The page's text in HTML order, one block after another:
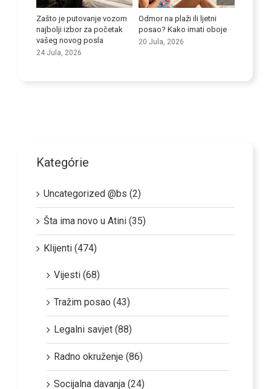
Zašto je putovanje vozom
najbolji izbor za početak
vašeg novog posla
24 Jula, 2026
Odmor na plaži ili ljetni
posao? Kako imati oboje
20 Jula, 2026
Kategórie
Uncategorized @bs (2)
Šta ima novo u Atini (35)
Klijenti (474)
Vijesti (68)
Tražim posao (43)
Legalni savjet (88)
Radno okruženje (86)
Socijalna davanja (24)